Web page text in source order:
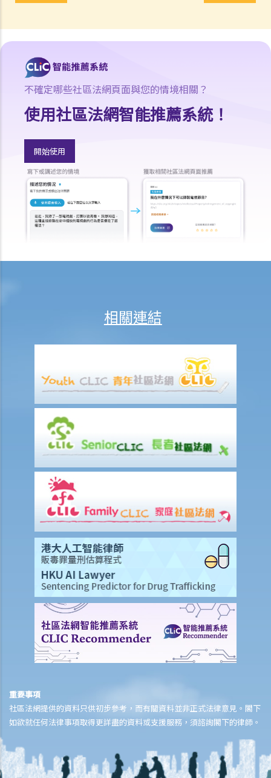
怎樣才算是因工及在僱用期間遭遇意外（簡稱工傷意外）？
賠償項目
我的配偶在工作時因意外而死亡，我或我的家人可獲哪些賠償？
我在工作時因遇到意外而受傷及導致傷殘，我或我的家人可獲哪些賠
償？
除上述的賠償外，我可否就工傷而獲得其他賠償（例如醫藥費）？
僱主向勞工處報告與工作有關的意外之時限是多久？
僱員可否向勞工處報告與工作有關的意外？
其他有關工傷的事項
如何安排支付工傷賠償？
若然我不能與僱主和平地解決工傷賠償問題，將案件呈交法院的時限是
在處理索償時，保險公司會否接受中醫發出的醫療報告 / 醫生紙？
如果我的保單已經失效，但我重新繳交保費以嘗試令保單「復效」。我
可否在這段期間向保險公司索償？
我為同一項目（如住院或家居意外）購買了數份保險。我可否從所有保
單索取全數保額，或只可索取實際開支或損失？人壽保險的死亡賠償會
否有不同規定？
醫療保險
在處理索償時，保險公司會否接受中醫發出的醫療報告 / 醫生紙？
我為同一項目（如住院或家居意外）購買了數份保險。我可否從所有保
單索取全數保額，或只可索取實際開支或損失？
意外或個人傷亡保險
「意外受傷」的一般定義是甚麼？如果我受了傷但沒有表面傷痕，我可
否向保險公司索償？
「永久傷殘」和「暫時性傷殘」的一般定義是甚麼？保險公司支付了一
筆永久傷殘賠償給我，但兩年後我奇蹟地復原，保險公司可否向我討回
在人身傷亡訴訟中，我已從犯錯一方獲得賠償。這些賠償會否抵銷保險
公司的賠款？
如果我的居所和屋內家具均已損毁，保險公司會否全數賠償我的損失？
保險公司會否在支付賠償之前先作出專業評估？
我是大廈內某個單位的業主，而大廈本身已經購有第三者責任保險。如
我對賠償金額及保險代理 / 保險公司的行為極之不滿。我應否訴諸法庭
或向其他認可機構投訴？法庭或其他機構有否就每項索償或投訴設立賠
不確定哪些社區法網頁面與您的情境相關？
使用社區法網智能推薦系統！
開始使用
相關連結
重要事項
社區法網提供的資料只供初步參考，而有關資料並非正式法律意見。閣下
如欲就任何法律事項取得更詳盡的資料或支援服務，須諮詢閣下的律師。